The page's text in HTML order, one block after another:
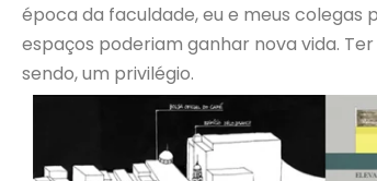
época da faculdade, eu e meus colegas
espaços poderiam ganhar nova vida.
sendo, um privilégio.